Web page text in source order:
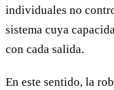
individuales no
sistema cuya
con cada salida.
En este sentido, la